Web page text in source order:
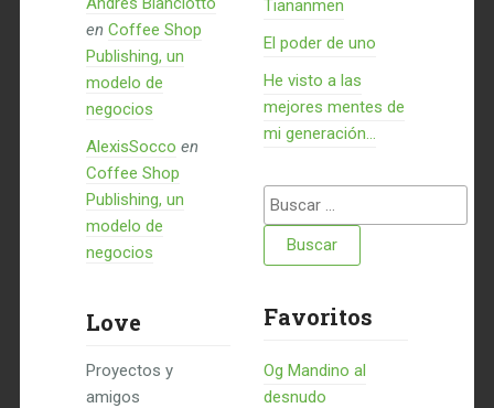
en Coffee Shop
Publishing, un
modelo de
negocios
AlexisSocco en
Coffee Shop
Publishing, un
modelo de
negocios
Love
Proyectos y
amigos
Tiananmen
El poder de uno
He visto a las
mejores mentes de
mi generación…
Buscar:
Favoritos
Og Mandino al
desnudo